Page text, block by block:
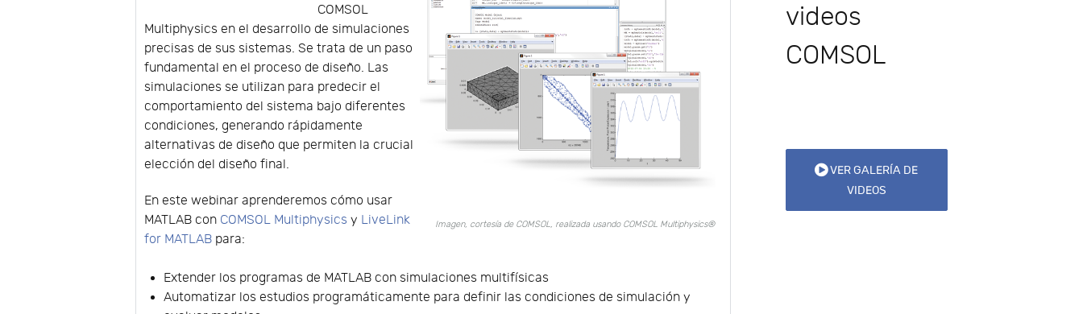
Imagen, cortesía de COMSOL, realizada usando COMSOL Multiphysics®
COMSOL
Multiphysics en el desarrollo de simulaciones
precisas de sus sistemas. Se trata de un paso
fundamental en el proceso de diseño. Las
simulaciones se utilizan para predecir el
comportamiento del sistema bajo diferentes
condiciones, generando rápidamente
alternativas de diseño que permiten la crucial
elección del diseño final.
En este webinar aprenderemos cómo usar
MATLAB con COMSOL Multiphysics y LiveLink
for MATLAB para:
Extender los programas de MATLAB con simulaciones multifísicas
Automatizar los estudios programáticamente para definir las condiciones de simulación y
videos
COMSOL
VER GALERÍA DE
VIDEOS